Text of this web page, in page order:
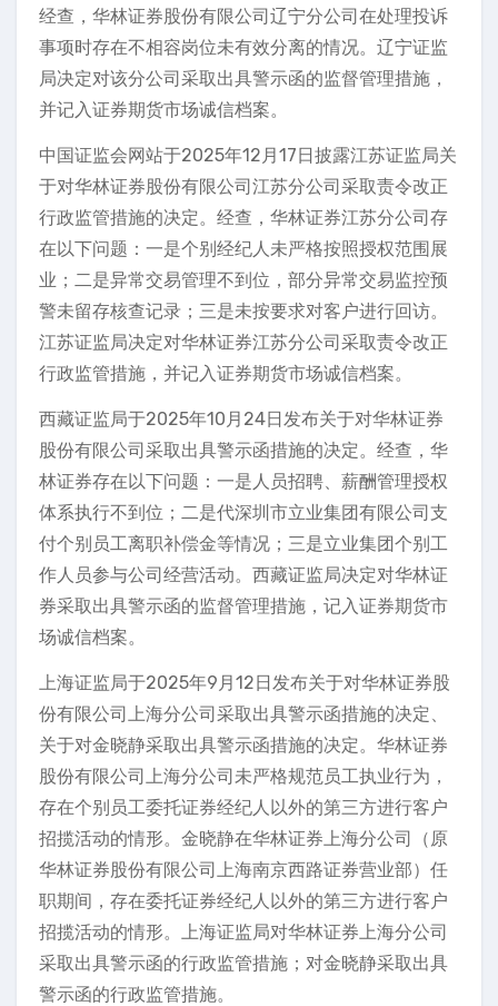
经查，华林证券股份有限公司辽宁分公司在处理投诉
事项时存在不相容岗位未有效分离的情况。辽宁证监
局决定对该分公司采取出具警示函的监督管理措施，
并记入证券期货市场诚信档案。
中国证监会网站于2025年12月17日披露江苏证监局关
于对华林证券股份有限公司江苏分公司采取责令改正
行政监管措施的决定。经查，华林证券江苏分公司存
在以下问题：一是个别经纪人未严格按照授权范围展
业；二是异常交易管理不到位，部分异常交易监控预
警未留存核查记录；三是未按要求对客户进行回访。
江苏证监局决定对华林证券江苏分公司采取责令改正
行政监管措施，并记入证券期货市场诚信档案。
西藏证监局于2025年10月24日发布关于对华林证券
股份有限公司采取出具警示函措施的决定。经查，华
林证券存在以下问题：一是人员招聘、薪酬管理授权
体系执行不到位；二是代深圳市立业集团有限公司支
付个别员工离职补偿金等情况；三是立业集团个别工
作人员参与公司经营活动。西藏证监局决定对华林证
券采取出具警示函的监督管理措施，记入证券期货市
场诚信档案。
上海证监局于2025年9月12日发布关于对华林证券股
份有限公司上海分公司采取出具警示函措施的决定、
关于对金晓静采取出具警示函措施的决定。华林证券
股份有限公司上海分公司未严格规范员工执业行为，
存在个别员工委托证券经纪人以外的第三方进行客户
招揽活动的情形。金晓静在华林证券上海分公司（原
华林证券股份有限公司上海南京西路证券营业部）任
职期间，存在委托证券经纪人以外的第三方进行客户
招揽活动的情形。上海证监局对华林证券上海分公司
采取出具警示函的行政监管措施；对金晓静采取出具
警示函的行政监管措施。